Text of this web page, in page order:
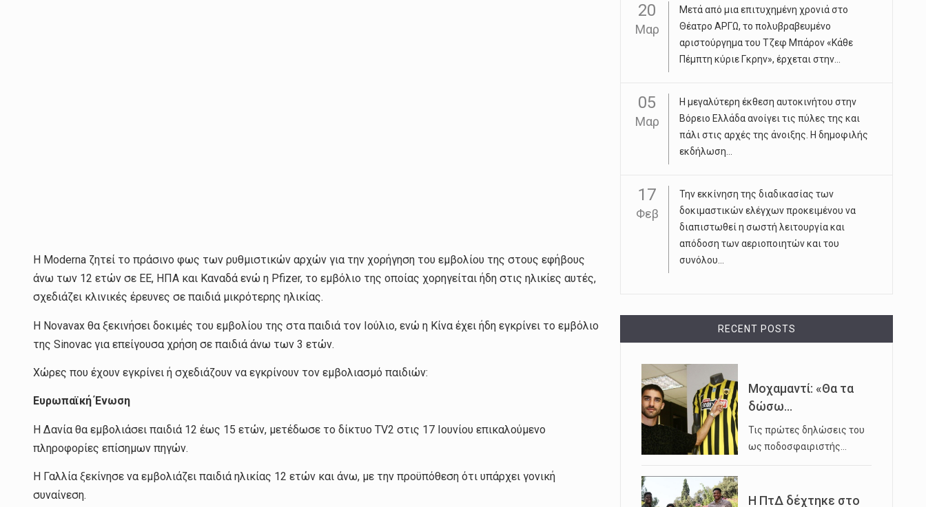
Η Moderna ζητεί το πράσινο φως των ρυθμιστικών αρχών για την χορήγηση του εμβολίου της στους εφήβους
άνω των 12 ετών σε ΕΕ, ΗΠΑ και Καναδά ενώ η Pfizer, το εμβόλιο της οποίας χορηγείται ήδη στις ηλικίες αυτές,
σχεδιάζει κλινικές έρευνες σε παιδιά μικρότερης ηλικίας.
Η Novavax θα ξεκινήσει δοκιμές του εμβολίου της στα παιδιά τον Ιούλιο, ενώ η Κίνα έχει ήδη εγκρίνει το εμβόλιο
της Sinovac για επείγουσα χρήση σε παιδιά άνω των 3 ετών.
Χώρες που έχουν εγκρίνει ή σχεδιάζουν να εγκρίνουν τον εμβολιασμό παιδιών:
Ευρωπαϊκή Ένωση
Η Δανία θα εμβολιάσει παιδιά 12 έως 15 ετών, μετέδωσε το δίκτυο TV2 στις 17 Ιουνίου επικαλούμενο
πληροφορίες επίσημων πηγών.
Η Γαλλία ξεκίνησε να εμβολιάζει παιδιά ηλικίας 12 ετών και άνω, με την προϋπόθεση ότι υπάρχει γονική
συναίνεση.
20
Μαρ
Μετά από μια επιτυχημένη χρονιά στο
Θέατρο ΑΡΓΩ, το πολυβραβευμένο
αριστούργημα του Τζεφ Μπάρον «Κάθε
Πέμπτη κύριε Γκρην», έρχεται στην...
05
Μαρ
Η μεγαλύτερη έκθεση αυτοκινήτου στην
Βόρειο Ελλάδα ανοίγει τις πύλες της και
πάλι στις αρχές της άνοιξης. Η δημοφιλής
εκδήλωση...
17
Φεβ
Την εκκίνηση της διαδικασίας των
δοκιμαστικών ελέγχων προκειμένου να
διαπιστωθεί η σωστή λειτουργία και
απόδοση των αεριοποιητών και του
συνόλου...
RECENT POSTS
Μοχαμαντί: «Θα τα
δώσω...
Τις πρώτες δηλώσεις του
ως ποδοσφαιριστής…
Η ΠτΔ δέχτηκε στο